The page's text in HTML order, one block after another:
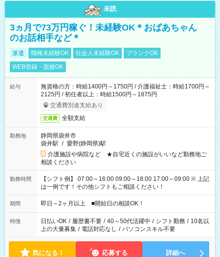
未読
3ヵ月で73万円稼ぐ！未経験OK＊おばあちゃん
のお話相手など＊
派遣 職種未経験OK 社会人未経験OK
ブランクOK
WEB登録・面接OK
給与
無資格の方：時給1400円～1750円 / 介護福祉士：時給1700円～
2125円 / 初任者以上：時給1500円～1875円
交通費別途支給あり
交通費 全額支給
勤務地
静岡県袋井市
袋井駅 / 愛野(静岡県)駅
介護施設や病院など ★自宅近くの施設がいいなど勤務地ご
相談ください
勤務時間
【シフト例】 07:00～16:00 09:00～18:00 17:00～09:00 ※ 上記
は一例です！その他シフトもご相談ください！
期間 即日～2ヶ月以上 ■開始日の相談OK！
特徴 日払いOK / 履歴書不要 / 40～50代活躍中 / シフト勤務 / 10名以
上の大量募集 / 電話対応なし / パソコンスキル不要
気になる！ 応募する 詳細へ